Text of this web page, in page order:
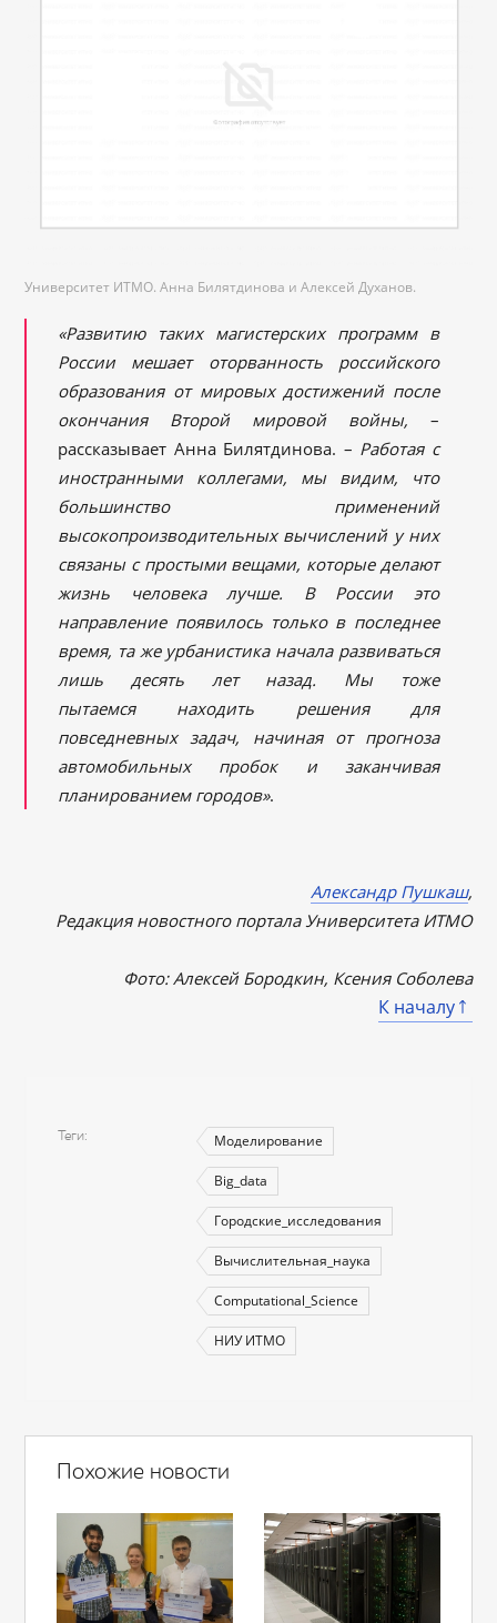
Университет ИТМО. Анна Билятдинова и Алексей Духанов.
«Развитию таких магистерских программ в
России мешает оторванность российского
образования от мировых достижений после
окончания Второй мировой войны, –
рассказывает Анна Билятдинова. – Работая с
иностранными коллегами, мы видим, что
большинство применений
высокопроизводительных вычислений у них
связаны с простыми вещами, которые делают
жизнь человека лучше. В России это
направление появилось только в последнее
время, та же урбанистика начала развиваться
лишь десять лет назад. Мы тоже
пытаемся находить решения для
повседневных задач, начиная от прогноза
автомобильных пробок и заканчивая
планированием городов».
Александр Пушкаш,
Редакция новостного портала Университета ИТМО
Фото: Алексей Бородкин, Ксения Соболева
К началу
Теги Моделирование
Big_data
Городские_исследования
Вычислительная_наука
Computational_Science
НИУ ИТМО
Похожие новости